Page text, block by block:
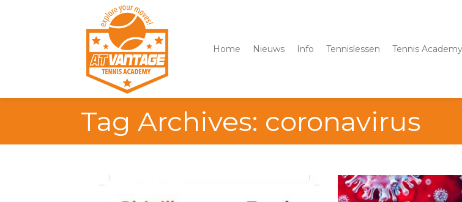
Home Nieuws Info Tennislessen Tennis Academy
Tag Archives: coronavirus